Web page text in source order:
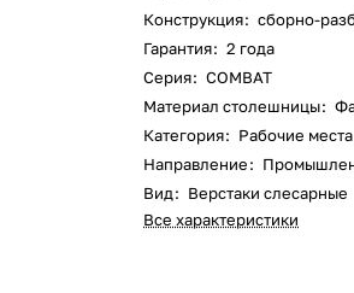
Конструкция: сборно-
Гарантия: 2 года
Серия: COMBAT
Материал столешницы:
Категория: Рабочие
Направление:
Вид: Верстаки слесарные
Все характеристики